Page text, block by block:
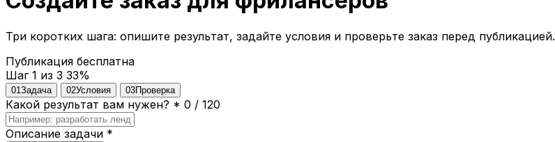
Три коротких шага: опишите результат, задайте условия и проверьте заказ перед публикацией.
Публикация бесплатна
Шаг 1 из 3 33%
01 Задача 02Условия 03Проверка
Какой результат вам нужен? * 0 / 120
Описание задачи *